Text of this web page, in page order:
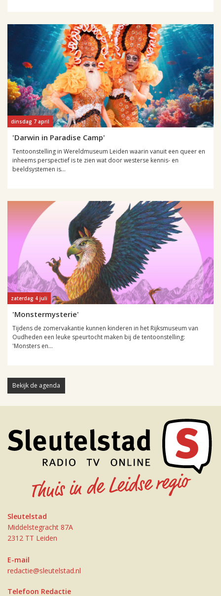
dinsdag 7 april
'Darwin in Paradise Camp'
Tentoonstelling in Wereldmuseum Leiden waarin vanuit een queer en
inheems perspectief is te zien wat door westerse kennis- en
beeldsystemen is...
zaterdag 4 juli
'Monstermysterie'
Tijdens de zomervakantie kunnen kinderen in het Rijksmuseum van
Oudheden een leuke speurtocht maken bij de tentoonstelling:
'Monsters en...
Bekijk de agenda
Sleutelstad
Middelstegracht 87A
2312 TT Leiden
E-mail
redactie@sleutelstad.nl
Telefoon Redactie